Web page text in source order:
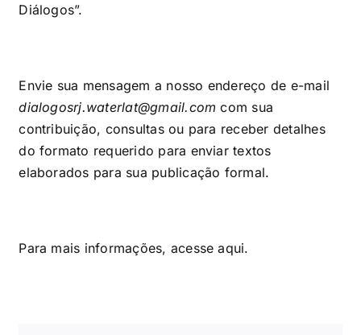
Diálogos”.
Envie sua mensagem a nosso endereço de e-mail
dialogosrj.waterlat@gmail.com com sua
contribuição, consultas ou para receber detalhes
do formato requerido para enviar textos
elaborados para sua publicação formal.
Para mais informações, acesseaqui.